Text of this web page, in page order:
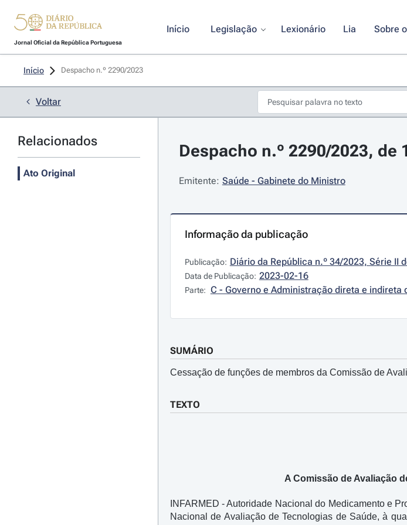
Jornal Oficial da República Portuguesa
Início Legislação Lexionário Lia Sobre
Início Despacho n.º 2290/2023
Voltar
Relacionados
Ato Original
Despacho n.º 2290/2023, de
Emitente: Saúde - Gabinete do Ministro
Informação da publicação
Publicação: Diário da República n.º 34/2023, Série II
Data de Publicação: 2023-02-16
Parte: C - Governo e Administração direta e indireta
SUMÁRIO
Cessação de funções de membros da Comissão de
TEXTO
A Comissão de Avaliação
INFARMED - Autoridade Nacional do Medicamento e
Nacional de Avaliação de Tecnologias de Saúde, à